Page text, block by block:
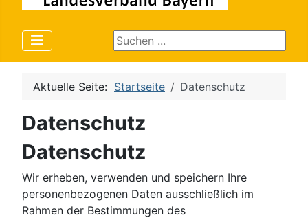
Suchen ...
Aktuelle Seite: Startseite Datenschutz
Datenschutz
Datenschutz
Wir erheben, verwenden und speichern Ihre
personenbezogenen Daten ausschließlich im
Rahmen der Bestimmungen des